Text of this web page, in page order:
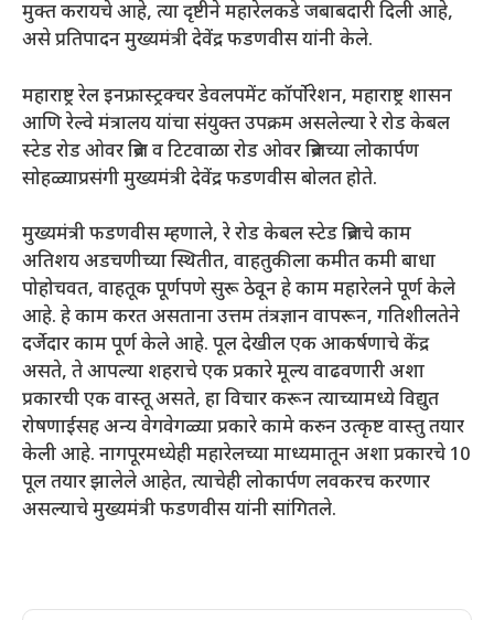
मुक्त करायचे आहे, त्या दृष्टीने महारेलकडे जबाबदारी दिली आहे,
असे प्रतिपादन मुख्यमंत्री देवेंद्र फडणवीस यांनी केले.
महाराष्ट्र रेल इनफ्रास्ट्रक्चर डेवलपमेंट कॉर्पोरेशन, महाराष्ट्र शासन
आणि रेल्वे मंत्रालय यांचा संयुक्त उपक्रम असलेल्या रे रोड केबल
स्टेड रोड ओवर ब्रिज व टिटवाळा रोड ओवर ब्रिजच्या लोकार्पण
सोहळ्याप्रसंगी मुख्यमंत्री देवेंद्र फडणवीस बोलत होते.
मुख्यमंत्री फडणवीस म्हणाले, रे रोड केबल स्टेड ब्रिजचे काम
अतिशय अडचणीच्या स्थितीत, वाहतुकीला कमीत कमी बाधा
पोहोचवत, वाहतूक पूर्णपणे सुरू ठेवून हे काम महारेलने पूर्ण केले
आहे. हे काम करत असताना उत्तम तंत्रज्ञान वापरून, गतिशीलतेने
दर्जेदार काम पूर्ण केले आहे. पूल देखील एक आकर्षणाचे केंद्र
असते, ते आपल्या शहराचे एक प्रकारे मूल्य वाढवणारी अशा
प्रकारची एक वास्तू असते, हा विचार करून त्याच्यामध्ये विद्युत
रोषणाईसह अन्य वेगवेगळ्या प्रकारे कामे करुन उत्कृष्ट वास्तु तयार
केली आहे. नागपूरमध्येही महारेलच्या माध्यमातून अशा प्रकारचे 10
पूल तयार झालेले आहेत, त्याचेही लोकार्पण लवकरच करणार
असल्याचे मुख्यमंत्री फडणवीस यांनी सांगितले.